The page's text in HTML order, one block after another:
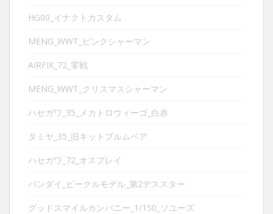
HG00_イナクトカスタム
MENG_WWT_ピンクシャーマン
AIRFIX_72_零戦
MENG_WWT_クリスマスシャーマン
ハセガワ_35_メカトロウィーゴ_白赤
タミヤ_35_旧キットブルムベア
ハセガワ_72_オスプレイ
バンダイ_ビークルモデル_第2デススター
グッドスマイルカンパニー_1/150_ソユーズ